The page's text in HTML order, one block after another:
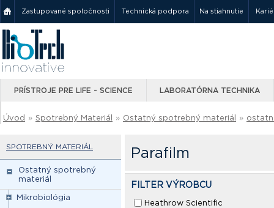
Zastupované spoločnosti Technická podpora Na stiahnutie
PRÍSTROJE PRE LIFE - SCIENCE LABORATÓRNA TECHNIKA
Úvod » Spotrebný Materiál » Ostatný spotrebný materiál »
SPOTREBNÝ MATERIÁL
Ostatný spotrebný
materiál
Mikrobiológia
Parafilm
FILTER VÝROBCU
Heathrow Scientific